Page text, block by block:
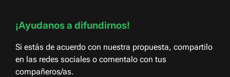
¡Ayudanos a difundirnos!
Si estás de acuerdo con nuestra propuesta, compartilo
en las redes sociales o comentalo con tus
compañeros/as.